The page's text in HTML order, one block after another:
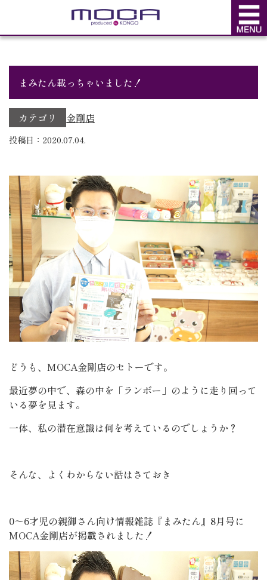
BLOG
まみたん載っちゃいました！
カテゴリ 金剛店
投稿日：2020.07.04.
どうも、MOCA金剛店のセトーです。
最近夢の中で、森の中を「ランボー」のように走り回って
いる夢を見ます。
一体、私の潜在意識は何を考えているのでしょうか？
そんな、よくわからない話はさておき
0～6才児の親御さん向け情報雑誌『まみたん』8月号に
MOCA金剛店が掲載されました！